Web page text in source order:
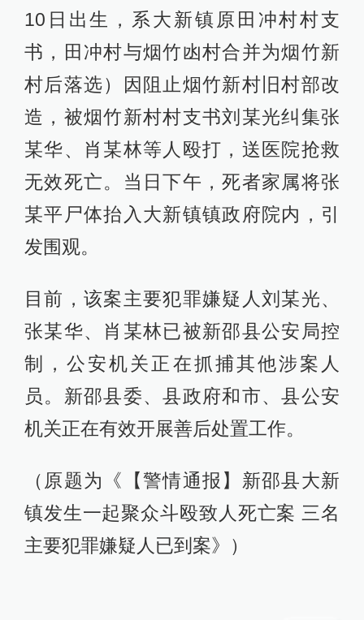
10日出生，系大新镇原田冲村村支
书，田冲村与烟竹凼村合并为烟竹新
村后落选）因阻止烟竹新村旧村部改
造，被烟竹新村村支书刘某光纠集张
某华、肖某林等人殴打，送医院抢救
无效死亡。当日下午，死者家属将张
某平尸体抬入大新镇镇政府院内，引
发围观。
目前，该案主要犯罪嫌疑人刘某光、
张某华、肖某林已被新邵县公安局控
制，公安机关正在抓捕其他涉案人
员。新邵县委、县政府和市、县公安
机关正在有效开展善后处置工作。
（原题为《【警情通报】新邵县大新
镇发生一起聚众斗殴致人死亡案 三名
主要犯罪嫌疑人已到案》）